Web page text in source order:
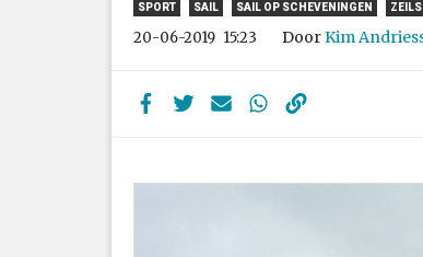
SPORT SAIL SAIL OP SCHEVENINGEN
20-06-2019 15:23 DoorKim